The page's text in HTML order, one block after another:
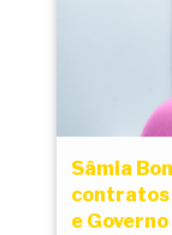
Sâmia
contratos
e Governo